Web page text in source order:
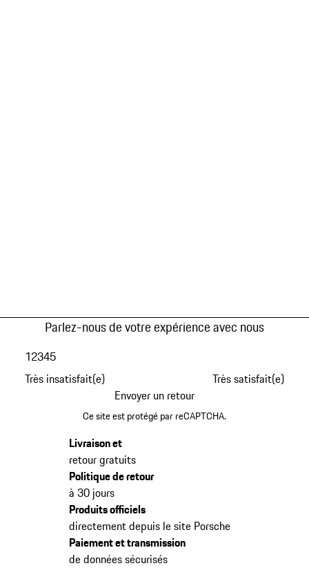
Parlez-nous de votre expérience avec nous
Très insatisfait(e)
12345
Très satisfait(e)
Envoyer un retour
Ce site est protégé par reCAPTCHA.
Livraison et
retour gratuits
Politique de retour
à 30 jours
Produits officiels
directement depuis le site Porsche
Paiement et transmission
de données sécurisés